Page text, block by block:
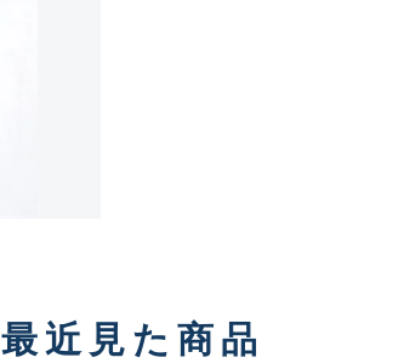
C-
い品
最近見た商品